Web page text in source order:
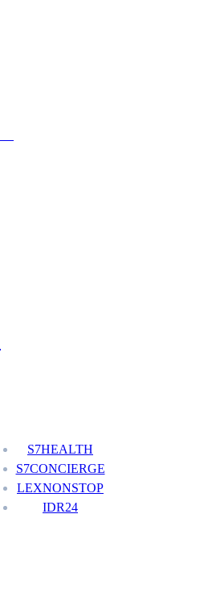
S7HEALTH
S7CONCIERGE
LEXNONSTOP
IDR24